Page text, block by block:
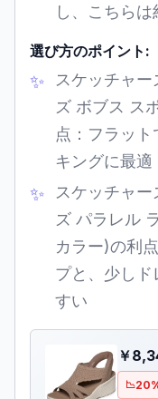
し、こちら
選び方のポイント:
スケッチャ
ズ ボブス ス
点：フラッ
キングに最適
スケッチャ
ズ パラレル
カラー)の利
プと、少し
すい
￥